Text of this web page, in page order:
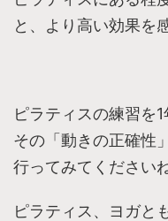
と、より高い効果を
ピラティスの練習を
その「動きの正確性
行ってみてください
ピラティス、ヨガと